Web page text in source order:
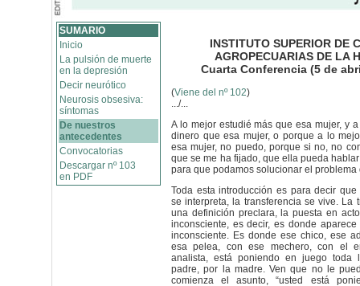
SUMARIO
Inicio
La pulsión de muerte
en la depresión
Decir neurótico
Neurosis obsesiva:
síntomas
De nuestros
antecedentes
Convocatorias
Descargar nº 103
en PDF
INSTITUTO SUPERIOR DE
AGROPECUARIAS DE LA
Cuarta Conferencia (5 de
(Viene del nº 102)
.../...
A lo mejor estudié más que esa mujer, y
dinero que esa mujer, o porque a lo
esa mujer, no puedo, porque si no, no
que se me ha fijado, que ella pueda
para que podamos solucionar el problema
Toda esta introducción es para decir
se interpreta, la transferencia se vive. La
una definición preclara, la puesta en
inconsciente, es decir, es donde
inconsciente. Es donde ese chico, ese
esa pelea, con ese mechero, con el
analista, está poniendo en juego toda
padre, por la madre. Ven que no le
comienza el asunto, “usted está